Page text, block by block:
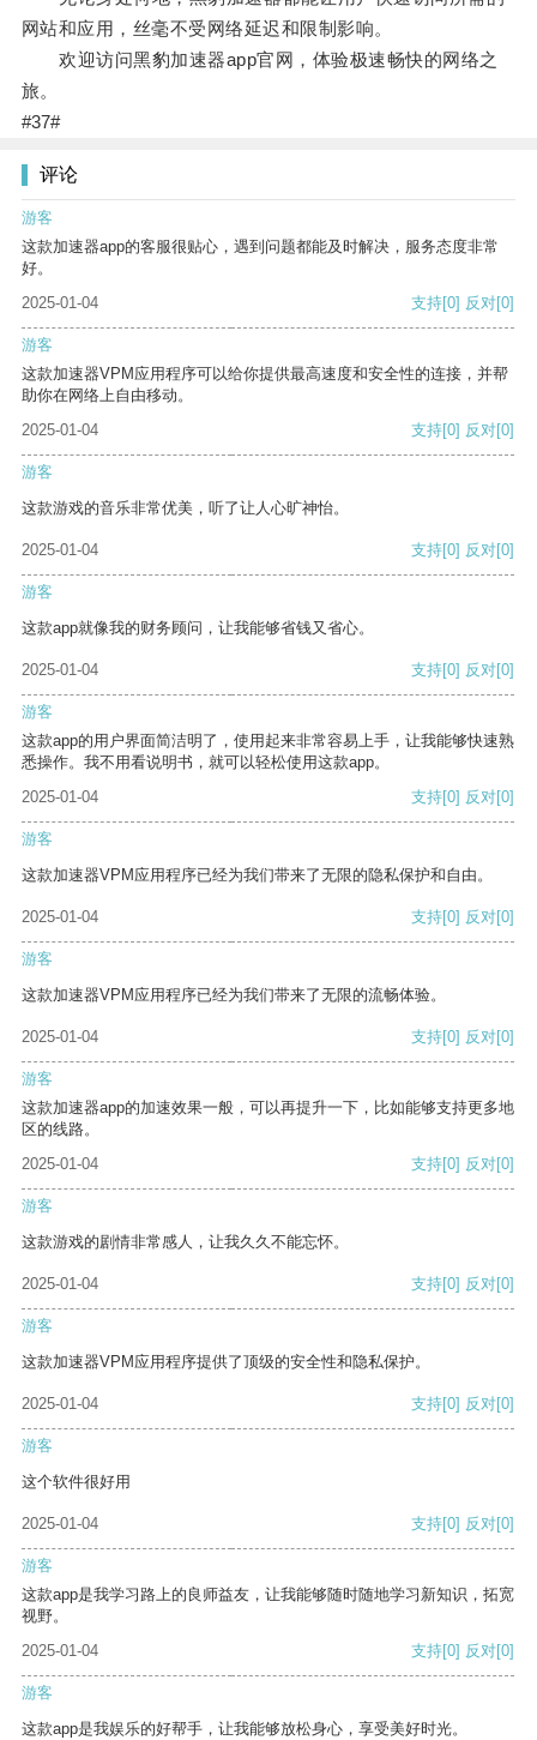
网站和应用，丝毫不受网络延迟和限制影响。
欢迎访问黑豹加速器app官网，体验极速畅快的网络之
旅。
#37#
评论
游客
这款加速器app的客服很贴心，遇到问题都能及时解决，服务态度非常
好。
2025-01-04
支持[0] 反对[0]
游客
这款加速器VPM应用程序可以给你提供最高速度和安全性的连接，并帮
助你在网络上自由移动。
2025-01-04
支持[0] 反对[0]
游客
这款游戏的音乐非常优美，听了让人心旷神怡。
2025-01-04 支持[0] 反对[0]
游客
这款app就像我的财务顾问，让我能够省钱又省心。
2025-01-04 支持[0] 反对[0]
游客
这款app的用户界面简洁明了，使用起来非常容易上手，让我能够快速熟
悉操作。我不用看说明书，就可以轻松使用这款app。
2025-01-04
支持[0] 反对[0]
游客
这款加速器VPM应用程序已经为我们带来了无限的隐私保护和自由。
2025-01-04 支持[0] 反对[0]
游客
这款加速器VPM应用程序已经为我们带来了无限的流畅体验。
2025-01-04 支持[0] 反对[0]
游客
这款加速器app的加速效果一般，可以再提升一下，比如能够支持更多地
区的线路。
2025-01-04
支持[0] 反对[0]
游客
这款游戏的剧情非常感人，让我久久不能忘怀。
2025-01-04 支持[0] 反对[0]
游客
这款加速器VPM应用程序提供了顶级的安全性和隐私保护。
2025-01-04 支持[0] 反对[0]
游客
这个软件很好用
2025-01-04 支持[0] 反对[0]
游客
这款app是我学习路上的良师益友，让我能够随时随地学习新知识，拓宽
视野。
2025-01-04
支持[0] 反对[0]
游客
这款app是我娱乐的好帮手，让我能够放松身心，享受美好时光。